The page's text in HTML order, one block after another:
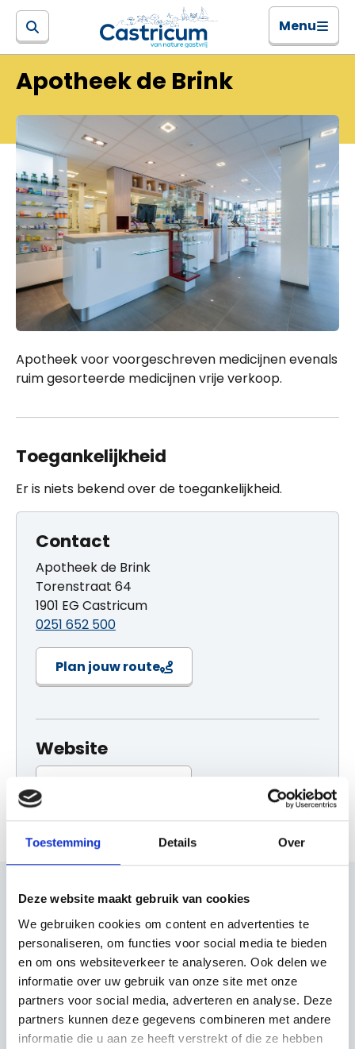
Toestemming Details Over
Deze website maakt gebruik van cookies
We gebruiken cookies om content en advertenties te
personaliseren, om functies voor social media te bieden
en om ons websiteverkeer te analyseren. Ook delen we
informatie over uw gebruik van onze site met onze
partners voor social media, adverteren en analyse. Deze
partners kunnen deze gegevens combineren met andere
informatie die u aan ze heeft verstrekt of die ze hebben
Menu
Apotheek de Brink
Apotheek voor voorgeschreven medicijnen evenals
ruim gesorteerde medicijnen vrije verkoop.
Toegankelijkheid
Er is niets bekend over de toegankelijkheid.
Contact
Apotheek de Brink
Torenstraat 64
1901 EG Castricum
0251 652 500
Plan jouw route
Website
Bekijk ook eens
Ontdek de rest van de regio! Bekijk de andere
websites om te zien wat deze prachtige omgeving
nog meer te bieden heeft.